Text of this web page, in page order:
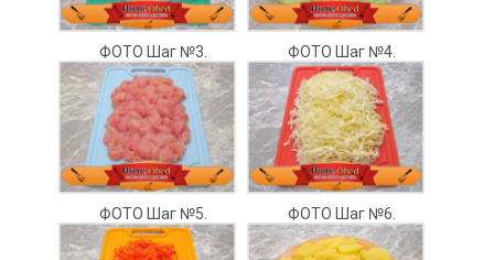
ФОТО Шаг №3. ФОТО Шаг №4.
ФОТО Шаг №5. ФОТО Шаг №6.